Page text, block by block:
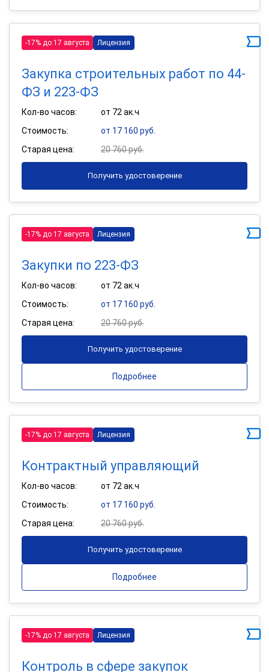
-17% до 17 августа Лицензия
Закупка строительных работ по 44-
ФЗ и 223-ФЗ
Кол-во часов:
от 72 ак.ч
Стоимость:
от 17 160 руб.
Старая цена:
20 760 руб.
Получить удостоверение
-17% до 17 августа Лицензия
Закупки по 223-ФЗ
Кол-во часов:
от 72 ак.ч
Стоимость:
от 17 160 руб.
Старая цена:
20 760 руб.
Получить удостоверение
Подробнее
-17% до 17 августа Лицензия
Контрактный управляющий
Кол-во часов:
от 72 ак.ч
Стоимость:
от 17 160 руб.
Старая цена:
20 760 руб.
Получить удостоверение
Подробнее
-17% до 17 августа Лицензия
Контроль в сфере закупок